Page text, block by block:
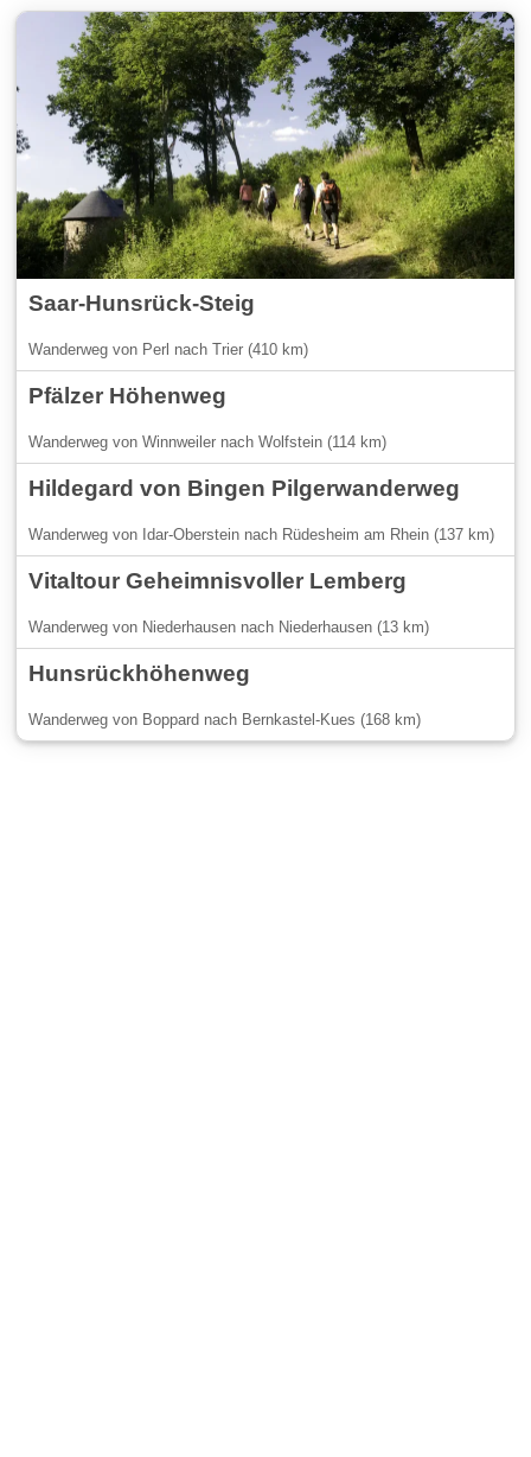
Saar-Hunsrück-Steig
Wanderweg von Perl nach Trier (410 km)
Pfälzer Höhenweg
Wanderweg von Winnweiler nach Wolfstein (114 km)
Hildegard von Bingen Pilgerwanderweg
Wanderweg von Idar-Oberstein nach Rüdesheim am Rhein (137 km)
Vitaltour Geheimnisvoller Lemberg
Wanderweg von Niederhausen nach Niederhausen (13 km)
Hunsrückhöhenweg
Wanderweg von Boppard nach Bernkastel-Kues (168 km)